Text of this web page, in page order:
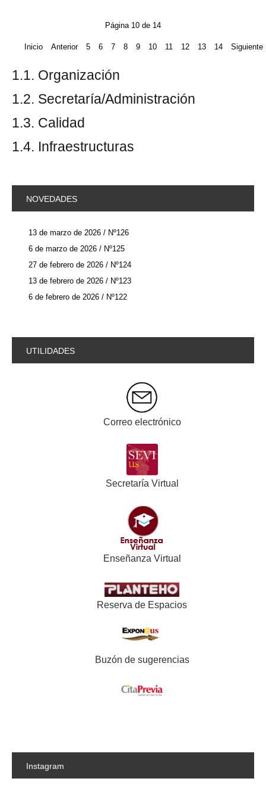
Página 10 de 14
Inicio Anterior 5 6 7 8 9 10 11 12 13 14 Siguiente
1.1. Organización
1.2. Secretaría/Administración
1.3. Calidad
1.4. Infraestructuras
NOVEDADES
13 de marzo de 2026 / Nº126
6 de marzo de 2026 / Nº125
27 de febrero de 2026 / Nº124
13 de febrero de 2026 / Nº123
6 de febrero de 2026 / Nº122
UTILIDADES
Correo electrónico
Secretaría Virtual
Enseñanza Virtual
Reserva de Espacios
Buzón de sugerencias
Instagram